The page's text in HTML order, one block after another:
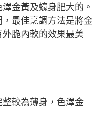
金黃及蠔身肥大的。
最佳烹調方法是將金
脆內軟的效果最美
較為薄身，色澤金